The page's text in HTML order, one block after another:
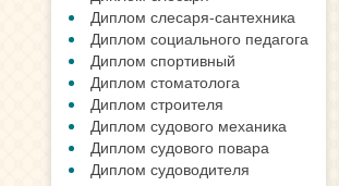
Диплом слесаря-сантехника
Диплом социального педагога
Диплом спортивный
Диплом стоматолога
Диплом строителя
Диплом судового механика
Диплом судового повара
Диплом судоводителя